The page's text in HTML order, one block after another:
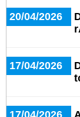
20/04/2026
17/04/2026
17/04/2026